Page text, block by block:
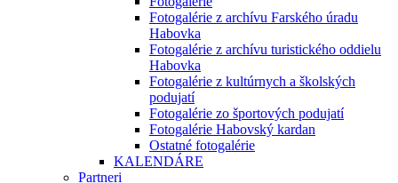
Fotogalérie z archívu Farského úradu
Habovka
Fotogalérie z archívu turistického oddielu
Habovka
Fotogalérie z kultúrnych a školských
podujatí
Fotogalérie zo športových podujatí
Fotogalérie Habovský kardan
Ostatné fotogalérie
KALENDÁRE
Partneri